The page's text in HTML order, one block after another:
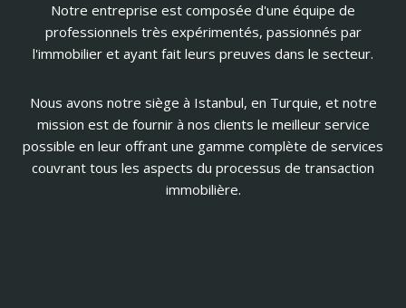
Notre entreprise est composée d'une équipe de
professionnels très expérimentés, passionnés par
l'immobilier et ayant fait leurs preuves dans le secteur.
Nous avons notre siège à Istanbul, en Turquie, et notre
mission est de fournir à nos clients le meilleur service
possible en leur offrant une gamme complète de services
couvrant tous les aspects du processus de transaction
immobilière.